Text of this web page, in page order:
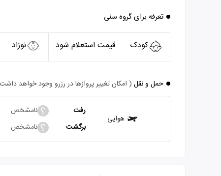
تعرفه برای گروه سنی
کودک قیمت استعلام شود نوزاد
حمل و نقل ( امکان تغییر پروازها در رزرو وجود خواهد
هوایی
رفت نامشخص
برگشت نامشخص